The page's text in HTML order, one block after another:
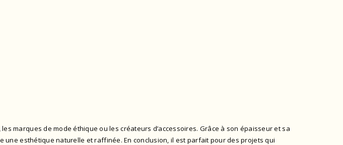
marques de mode éthique ou les créateurs d’accessoires. Grâce à son épaisseur et sa
esthétique naturelle et raffinée. En conclusion, il est parfait pour des projets qui